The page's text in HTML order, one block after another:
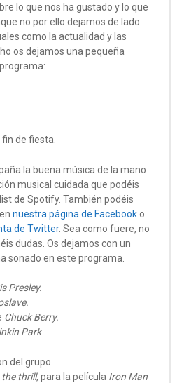
lo que nos ha gustado y lo que
no por ello dejamos de lado
como la actualidad y las
os dejamos una pequeña
de fiesta.
la buena música de la mano
musical cuidada que podéis
de Spotify. También podéis
nuestra página de Facebooko
de Twitter. Sea como fuere, no
dudas. Os dejamos con un
sonado en este programa.
Presley.
Chuck Berry.
Park
del grupo
the thrill, para la película Iron Man